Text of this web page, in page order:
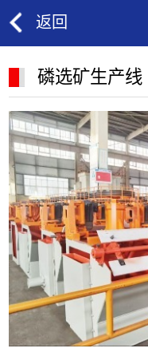
返回
磷选矿生产线